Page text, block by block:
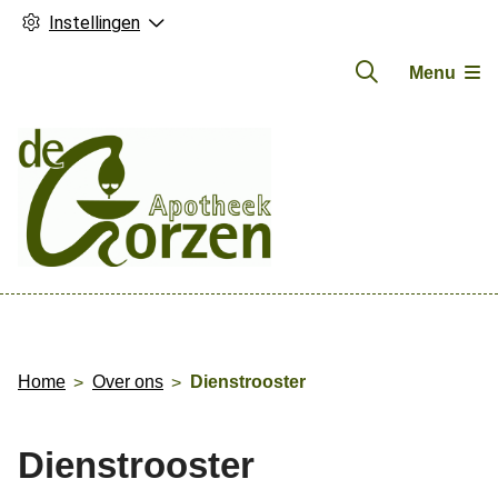
Instellingen
Menu
Home Over ons Dienstrooster
Dienstrooster